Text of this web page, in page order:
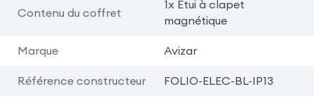
Contenu du coffret
1x Étui à clapet
magnétique
Marque Avizar
Référence constructeur FOLIO-ELEC-BL-IP13